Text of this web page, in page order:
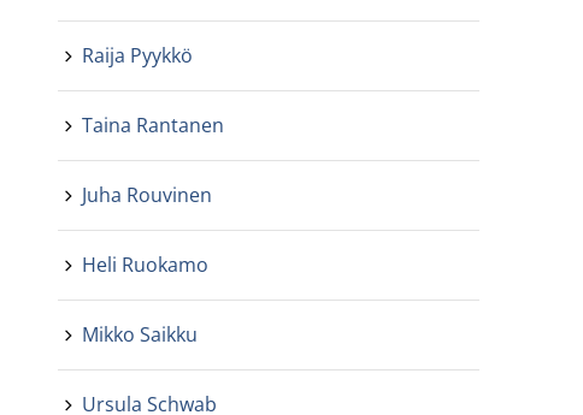
Raija Pyykkö
Taina Rantanen
Juha Rouvinen
Heli Ruokamo
Mikko Saikku
Ursula Schwab